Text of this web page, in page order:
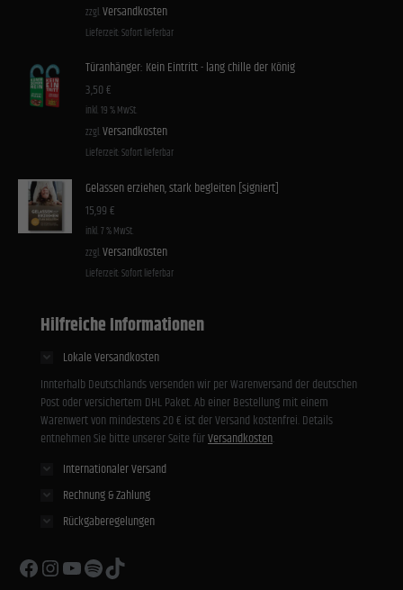
zzgl. Versandkosten
Lieferzeit: Sofort lieferbar
Türanhänger: Kein Eintritt - lang chille der König
3,50€
inkl. 19 % MwSt.
zzgl. Versandkosten
Lieferzeit: Sofort lieferbar
Gelassen erziehen, stark begleiten [signiert]
15,99€
inkl. 7 % MwSt.
zzgl. Versandkosten
Lieferzeit: Sofort lieferbar
Hilfreiche Informationen
Lokale Versandkosten
Innterhalb Deutschlands versenden wir per Warenversand der deutschen
Post oder versichertem DHL Paket. Ab einer Bestellung mit einem
Warenwert von mindestens 20 € ist der Versand kostenfrei. Details
entnehmen Sie bitte unserer Seite fürVersandkosten.
Internationaler Versand
Rechnung & Zahlung
Rückgaberegelungen
Facebook
Instagram
YouTube
Spotify
TikTok